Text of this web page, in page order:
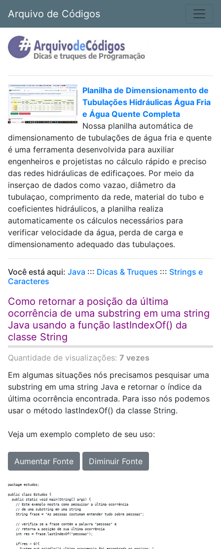
Arquivo de Códigos
Planilha de Dimensionamento de
Tubulações Hidráulicas Água Fria
e Água Quente Completa
Nossa planilha automática de
dimensionamento de tubulações de água fria e quente
é uma ferramenta desenvolvida para auxiliar
engenheiros e projetistas no cálculo rápido e preciso
das redes hidráulicas de edificaçoes. Por meio da
inserçao de dados como vazao, diâmetro da
tubulaçao, comprimento da rede, material do tubo e
coeficientes hidráulicos, a planilha realiza
automaticamente os cálculos necessários para
verificar velocidade da água, perda de carga e
dimensionamento adequado das tubulaçoes.
Você está aqui: Java ::: Dicas & Truques ::: Strings e
Caracteres
Como retornar a posição da última
ocorrência de uma substring em uma string
Java usando a função lastIndexOf() da
classe String
Quantidade de visualizações: 7 vezes
Em algumas situações nós precisamos pesquisar uma
substring em uma string Java e retornar o índice da
última ocorrência encontrada. Para isso nós podemos
usar o método lastIndexOf() da classe String.
Veja um exemplo completo de seu uso:
Aumentar Fonte Diminuir Fonte
package estudos;
public class Estudos {
  public static void main(String[] args) {
    // Este exemplo mostra como pesquisar a última ocorrência
    // de uma substring em uma string
    String frase = "As pessoas costumam entender tudo sobre pessoas";
    // verifica se a frase contém a palavra "pessoas" e
    // retorna a posição de sua última ocorrência
    int res = frase.lastIndexOf("pessoas");
    if(res > 0){